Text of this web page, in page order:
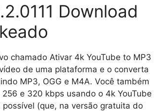
Download
chamado Ativar 4k YouTube to MP3
de uma plataforma e o converta
MP3, OGG e M4A. Você também
e 320 kbps usando o 4k YouTube
(que, na versão gratuita do